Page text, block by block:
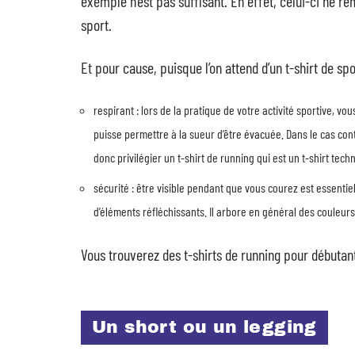
sport.
Et pour cause, puisque l’on attend d’un t-shirt de
respirant : lors de la pratique de votre activité sportive,
puisse permettre à la sueur d’être évacuée. Dans le cas
donc privilégier un t-shirt de running qui est un t-shirt
sécurité : être visible pendant que vous courez est
d’éléments réfléchissants. Il arbore en général des
Vous trouverez des t-shirts de running pour
Un short ou un legging